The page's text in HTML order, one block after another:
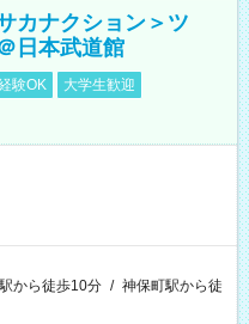
カナクション＞ツ
日本武道館
験OK
大学生歓迎
から徒歩10分 / 神保町駅から徒